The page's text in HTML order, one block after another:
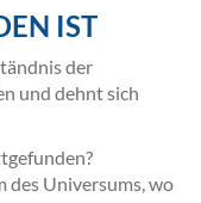
IST
der
und dehnt sich
des Universums, wo